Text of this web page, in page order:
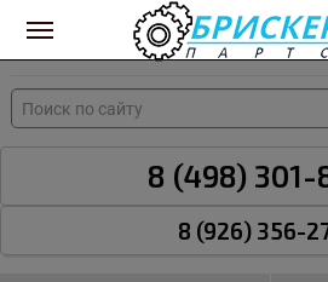
Вход для поставщиков
8 (498) 301-
8 (926) 356-